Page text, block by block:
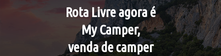
Rota Livre agora é
My Camper,
venda de camper